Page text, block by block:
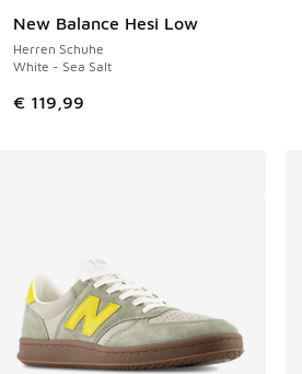
New Balance Hesi Low
Herren Schuhe
White - Sea Salt
€ 119,99